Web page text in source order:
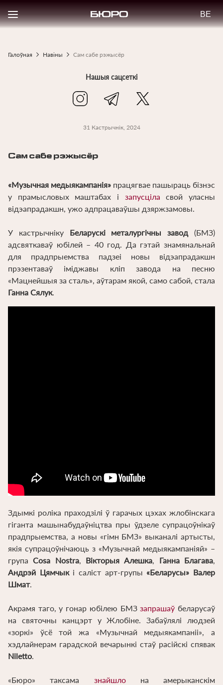
Перайсці
да
асноўнага
Select
your
Breadcrumb
Галоўная Навiны Сам сабе рэжысёр
Нашыя сацсеткi
31 Кастрычнік, 2024
Сам сабе рэжысёр
«Музычная медыякампанія» працягвае пашыраць бізнэс
у прамысловых маштабах і запусціла свой уласны
відэапрадакшн, ужо адпрацаваўшы дзяржзамовы.
У кастрычніку Беларускі металургічны завод(БМЗ)
адсвяткаваў юбілей – 40 год. Да гэтай знамянальнай
для прадпрыемства падзеі новы відэапрадакшн
прэзентаваў іміджавы кліп завода на песню
«Мацнейшыя за сталь», аўтарам якой, само сабой, стала
Ганна Сялук.
Здымкі роліка праходзілі ў гарачых цэхах жлобінскага
гіганта машынабудаўніцтва пры ўдзеле супрацоўнікаў
прадпрыемства, а новы «гімн БМЗ» выканалі артысты,
якія супрацоўнічаюць з «Музычнай медыякампаніяй» –
групаCosa Nostra, Вікторыя Алешка, Ганна Благава,
Андрэй Цямчыкі саліст арт-групы«Беларусы» Валер
Шмат.
Акрамя таго, у гонар юбілею БМЗзапрашаў беларусаў
на святочны канцэрт у Жлобіне. Забаўлялі людзей
«зоркі» ўсё той жа «Музычнай медыякампаніі», а
хэдлайнерам гарадской вечарынкі стаў расійскі спявак
Niletto.
«Бюро» таксама знайшлона амерыканскім